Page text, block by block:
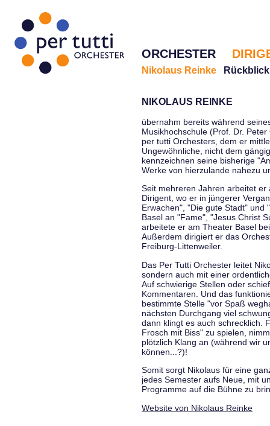
ORCHESTER
Nikolaus Reinke Rückblick
NIKOLAUS REINKE
übernahm bereits während
Musikhochschule (Prof. Dr.
per tutti Orchesters, dem er
Ungewöhnliche, nicht dem
kennzeichnen seine bisherige
Werke von hierzulande nahezu
Seit mehreren Jahren arbeitet
Dirigent, wo er in jüngerer
Erwachen", "Die gute Stadt" und
Basel an "Fame", "Jesus Christ
arbeitete er am Theater Basel
Außerdem dirigiert er das
Freiburg-Littenweiler.
Das Per Tutti Orchester leitet
sondern auch mit einer
Auf schwierige Stellen oder
Kommentaren. Und das
bestimmte Stelle "vor Spaß
nächsten Durchgang viel
dann klingt es auch schrecklich.
Frosch mit Biss" zu spielen,
plötzlich Klang an (während wir
können...?)!
Somit sorgt Nikolaus für eine
jedes Semester aufs Neue, mit
Programme auf die Bühne zu
Website von Nikolaus Reinke